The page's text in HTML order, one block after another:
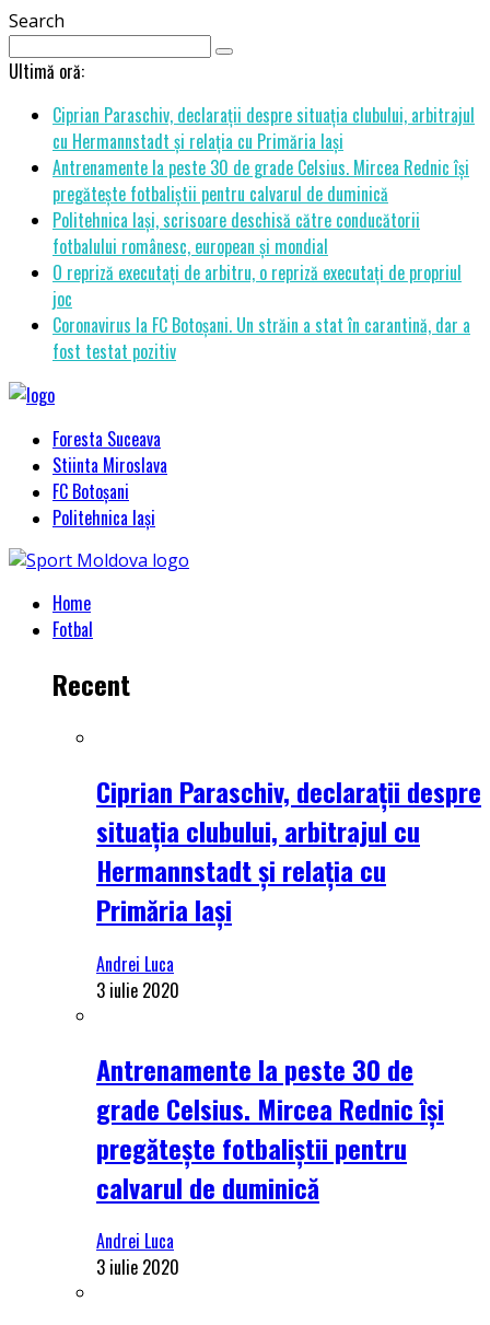
Search
Ultimă oră:
Ciprian Paraschiv, declarații despre situația clubului, arbitrajul
cu Hermannstadt și relația cu Primăria Iași
Antrenamente la peste 30 de grade Celsius. Mircea Rednic își
pregătește fotbaliștii pentru calvarul de duminică
Politehnica Iași, scrisoare deschisă către conducătorii
fotbalului românesc, european și mondial
O repriză executați de arbitru, o repriză executați de propriul
joc
Coronavirus la FC Botoșani. Un străin a stat în carantină, dar a
fost testat pozitiv
Foresta Suceava
Stiinta Miroslava
FC Botoșani
Politehnica Iași
Home
Fotbal
Recent
Ciprian Paraschiv, declarații despre
situația clubului, arbitrajul cu
Hermannstadt și relația cu
Primăria Iași
Andrei Luca
3 iulie 2020
Antrenamente la peste 30 de
grade Celsius. Mircea Rednic își
pregătește fotbaliștii pentru
calvarul de duminică
Andrei Luca
3 iulie 2020